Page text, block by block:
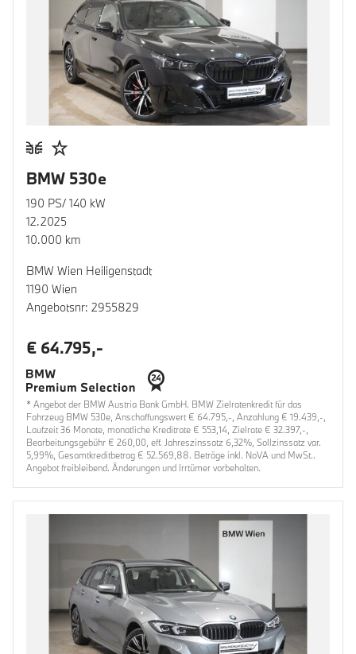
BMW 530e
190 PS/ 140 kW
12.2025
10.000 km
BMW Wien Heiligenstadt
1190 Wien
Angebotsnr: 2955829
€ 64.795,-
* Angebot der BMW Austria Bank GmbH. BMW Zielratenkredit für das
Fahrzeug BMW 530e, Anschaffungswert € 64.795,-, Anzahlung € 19.439,-,
Laufzeit 36 Monate, monatliche Kreditrate € 553,14, Zielrate € 32.397,-,
Bearbeitungsgebühr € 260,00, eff. Jahreszinssatz 6,32%, Sollzinssatz var.
5,99%, Gesamtkreditbetrag € 52.569,88. Beträge inkl. NoVA und MwSt..
Angebot freibleibend. Änderungen und Irrtümer vorbehalten.